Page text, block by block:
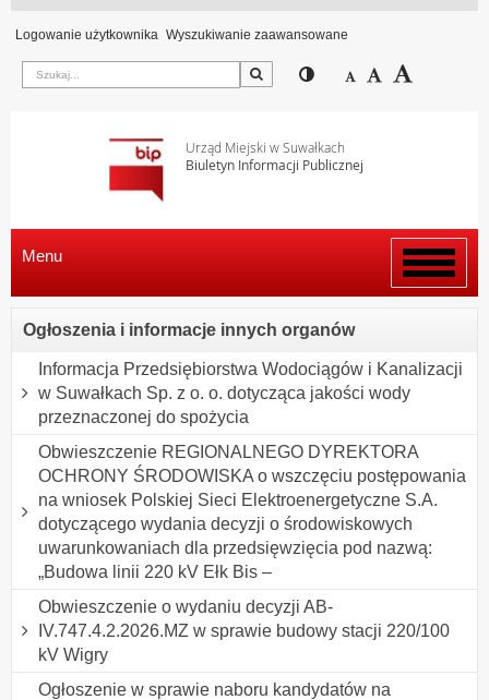
Logowanie użytkownika Wyszukiwanie zaawansowane
Szukaj Przełącz pomiędzy
Zmniejsz
Domyślny
Urząd Miejski w Suwałkach
Biuletyn Informacji Publicznej
Włącz
menu
Menu
Ogłoszenia i informacje innych organów
Informacja Przedsiębiorstwa Wodociągów i Kanalizacji
w Suwałkach Sp. z o. o. dotycząca jakości wody
przeznaczonej do spożycia
Obwieszczenie REGIONALNEGO DYREKTORA
OCHRONY ŚRODOWISKA o wszczęciu postępowania
na wniosek Polskiej Sieci Elektroenergetyczne S.A.
dotyczącego wydania decyzji o środowiskowych
uwarunkowaniach dla przedsięwzięcia pod nazwą:
„Budowa linii 220 kV Ełk Bis –
Obwieszczenie o wydaniu decyzji AB-
IV.747.4.2.2026.MZ w sprawie budowy stacji 220/100
kV Wigry
Ogłoszenie w sprawie naboru kandydatów na